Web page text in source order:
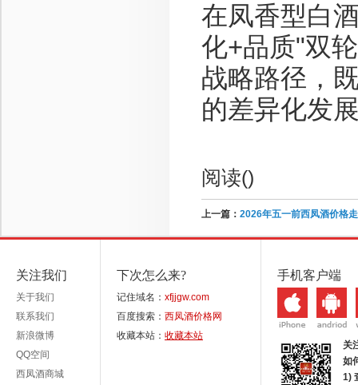
在凤香型白
化+品质"双
战略路径，
的差异化发
阅读()
上一篇： 2026年五一前西凤酒价格
关注我们
关于我们
联系我们
新浪微博
QQ空间
西凤酒商城
下次怎么来?
记住域名： xfjjgw.com
百度搜索： 西凤酒价格网
收藏本站： 收藏本站
手机客户端
关
如
1)